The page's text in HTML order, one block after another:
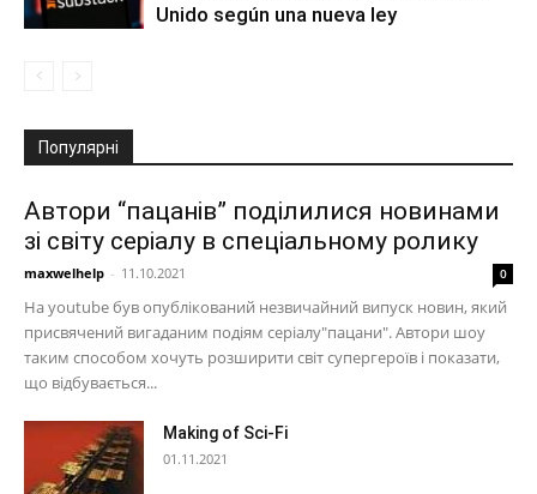
Unido según una nueva ley
Популярні
Автори “пацанів” поділилися новинами
зі світу серіалу в спеціальному ролику
maxwelhelp - 11.10.2021 0
На youtube був опублікований незвичайний випуск новин, який
присвячений вигаданим подіям серіалу"пацани". Автори шоу
таким способом хочуть розширити світ супергероїв і показати,
що відбувається...
Making of Sci-Fi
01.11.2021